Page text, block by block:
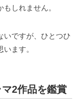
しれません。
いですが、ひとつひ
ます。
2作品を鑑賞